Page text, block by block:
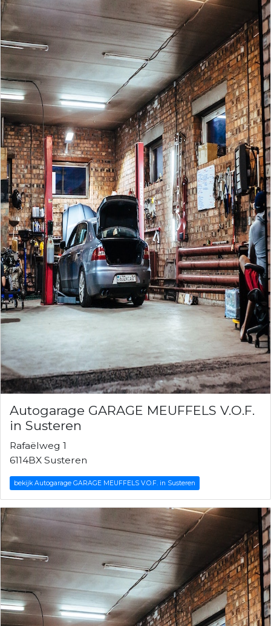
Autogarage GARAGE MEUFFELS V.O.F.
in Susteren
Rafaëlweg 1
6114BX Susteren
bekijk Autogarage GARAGE MEUFFELS V.O.F. in Susteren